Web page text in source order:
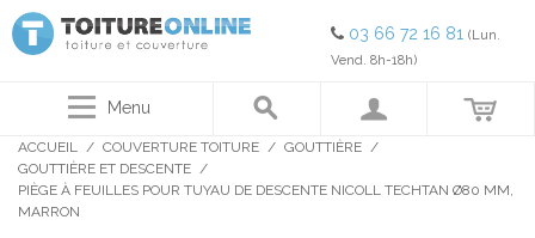
03 66 72 16 81 (Lun.
Vend. 8h-18h)
Menu
ACCUEIL / COUVERTURE TOITURE / GOUTTIÈRE /
GOUTTIÈRE ET DESCENTE /
PIÈGE À FEUILLES POUR TUYAU DE DESCENTE NICOLL TECHTAN Ø80 MM,
MARRON